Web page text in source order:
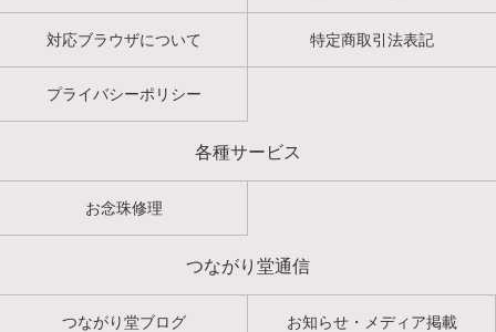
対応ブラウザについて 特定商取引法表記
プライバシーポリシー
各種サービス
お念珠修理
つながり堂通信
つながり堂ブログ お知らせ・メディア掲載